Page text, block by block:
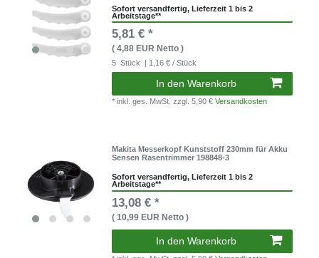
Sofort versandfertig, Lieferzeit 1 bis 2
Arbeitstage**
5,81 € *
( 4,88 EUR Netto )
5 Stück | 1,16 € / Stück
In den Warenkorb
* inkl. ges. MwSt.zzgl. 5,90 €Versandkosten
Makita Messerkopf Kunststoff 230mm für Akku
Sensen Rasentrimmer 198848-3
Sofort versandfertig, Lieferzeit 1 bis 2
Arbeitstage**
13,08 € *
( 10,99 EUR Netto )
In den Warenkorb